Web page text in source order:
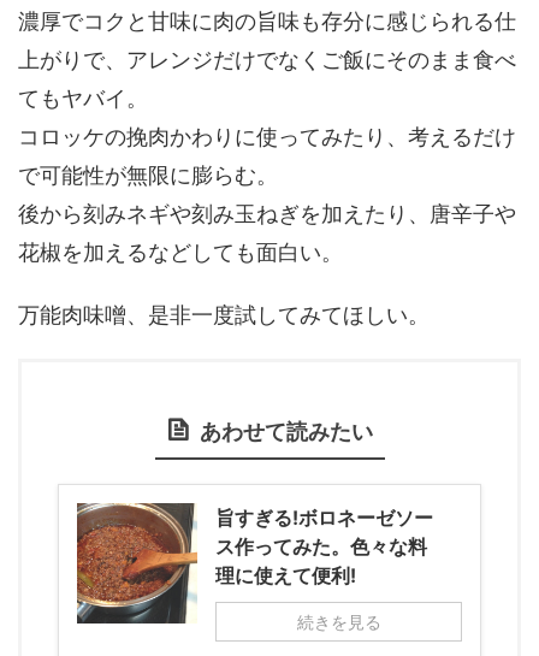
濃厚でコクと甘味に肉の旨味も存分に感じられる仕
上がりで、アレンジだけでなくご飯にそのまま食べ
てもヤバイ。
コロッケの挽肉かわりに使ってみたり、考えるだけ
で可能性が無限に膨らむ。
後から刻みネギや刻み玉ねぎを加えたり、唐辛子や
花椒を加えるなどしても面白い。
万能肉味噌、是非一度試してみてほしい。
あわせて読みたい
旨すぎる!ボロネーゼソー
ス作ってみた。色々な料
理に使えて便利!
続きを見る